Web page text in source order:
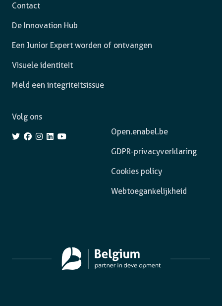
Contact
De Innovation Hub
Een Junior Expert worden of ontvangen
Visuele identiteit
Meld een integriteitsissue
Open.enabel.be
GDPR-privacyverklaring
Cookies policy
Webtoegankelijkheid
Volg ons